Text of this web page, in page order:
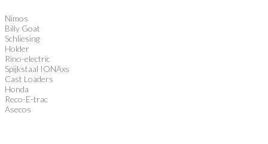
Nimos
Billy Goat
Schliesing
Holder
Rino-electric
Spijkstaal IONAxs
Cast Loaders
Honda
Reco-E-trac
Asecos